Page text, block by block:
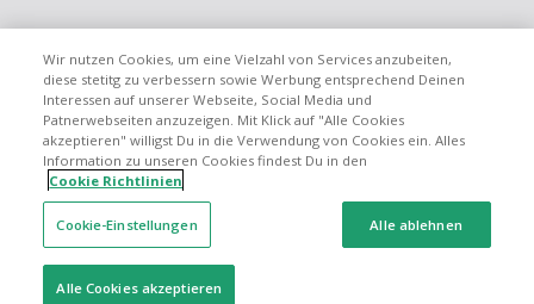
Globale Websites UK US CN JP FR AU
© 2005 - 2026 TopCashback Group Limited
Wir nutzen Cookies, um eine Vielzahl von Services anzubeiten,
diese stetitg zu verbessern sowie Werbung entsprechend Deinen
Interessen auf unserer Webseite, Social Media und
Patnerwebseiten anzuzeigen. Mit Klick auf "Alle Cookies
akzeptieren" willigst Du in die Verwendung von Cookies ein. Alles
Information zu unseren Cookies findest Du in den
Cookie Richtlinien
Cookie-Einstellungen Alle ablehnen
Alle Cookies akzeptieren